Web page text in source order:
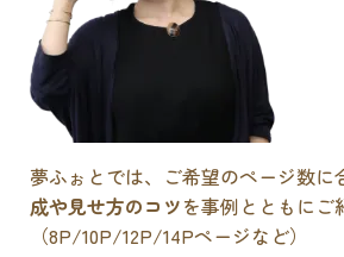
夢ふぉとでは、ご希望のページ数に
成や見せ方のコツを事例とともにご
（8P/10P/12P/14Pページなど）